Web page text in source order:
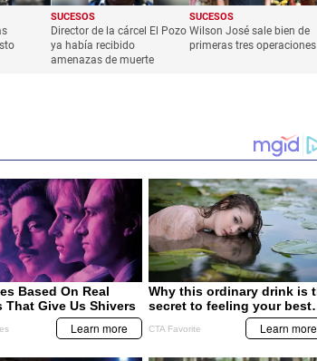
SUCESOS
Director de la cárcel El Pozo
ya había recibido
amenazas de muerte
SUCESOS
Wilson José sale bien de
primeras tres operaciones